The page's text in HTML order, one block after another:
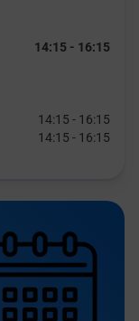
14:15 - 16:15
14:15 - 16:15
14:15 - 16:15